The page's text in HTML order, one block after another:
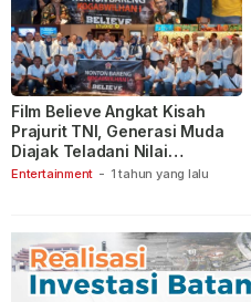
Entertainment - 1 tahun yang lalu
Film Believe Angkat Kisah
Prajurit TNI, Generasi Muda
Diajak Teladani Nilai
Keberanian